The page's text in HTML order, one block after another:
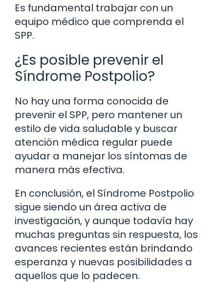
Es fundamental trabajar con un
equipo médico que comprenda el
SPP.
¿Es posible prevenir el
Síndrome Postpolio?
No hay una forma conocida de
prevenir el SPP, pero mantener un
estilo de vida saludable y buscar
atención médica regular puede
ayudar a manejar los síntomas de
manera más efectiva.
En conclusión, el Síndrome Postpolio
sigue siendo un área activa de
investigación, y aunque todavía hay
muchas preguntas sin respuesta, los
avances recientes están brindando
esperanza y nuevas posibilidades a
aquellos que lo padecen.